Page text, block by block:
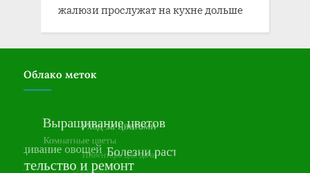
жалюзи прослужат на кухне дольше
Облако меток